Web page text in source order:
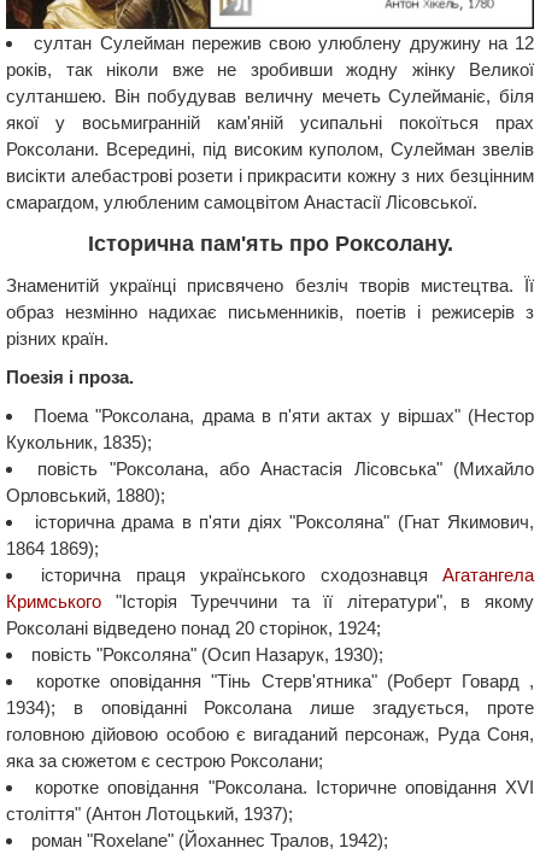
султан Сулейман пережив свою улюблену дружину на 12
років, так ніколи вже не зробивши жодну жінку Великої
султаншею. Він побудував величну мечеть Сулейманіє, біля
якої у восьмигранній кам'яній усипальні покоїться прах
Роксолани. Всередині, під високим куполом, Сулейман звелів
висікти алебастрові розети і прикрасити кожну з них безцінним
смарагдом, улюбленим самоцвітом Анастасії Лісовської.
Історична пам'ять про Роксолану.
Знаменитій українці присвячено безліч творів мистецтва. Її
образ незмінно надихає письменників, поетів і режисерів з
різних країн.
Поезія і проза.
Поема "Роксолана, драма в п'яти актах у віршах" (Нестор
Кукольник, 1835);
повість "Роксолана, або Анастасія Лісовська" (Михайло
Орловський, 1880);
історична драма в п'яти діях "Роксоляна" (Гнат Якимович,
1864 1869);
історична праця українського сходознавцяАгатангела
Кримського "Історія Туреччини та її літератури", в якому
Роксолані відведено понад 20 сторінок, 1924;
повість "Роксоляна" (Осип Назарук, 1930);
коротке оповідання "Тінь Стерв'ятника" (Роберт Говард ,
1934); в оповіданні Роксолана лише згадується, проте
головною дійовою особою є вигаданий персонаж, Руда Соня,
яка за сюжетом є сестрою Роксолани;
коротке оповідання "Роксолана. Історичне оповідання XVI
століття" (Антон Лотоцький, 1937);
роман "Roxelane" (Йоханнес Тралов, 1942);